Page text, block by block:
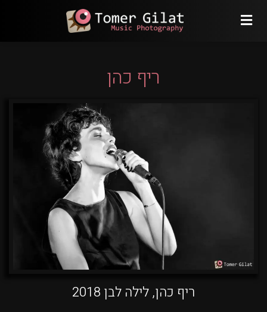
ריף כהן
ריף כהן, לילה לבן 2018